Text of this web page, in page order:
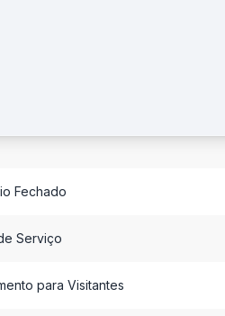
Fechado
Serviço
para Visitantes